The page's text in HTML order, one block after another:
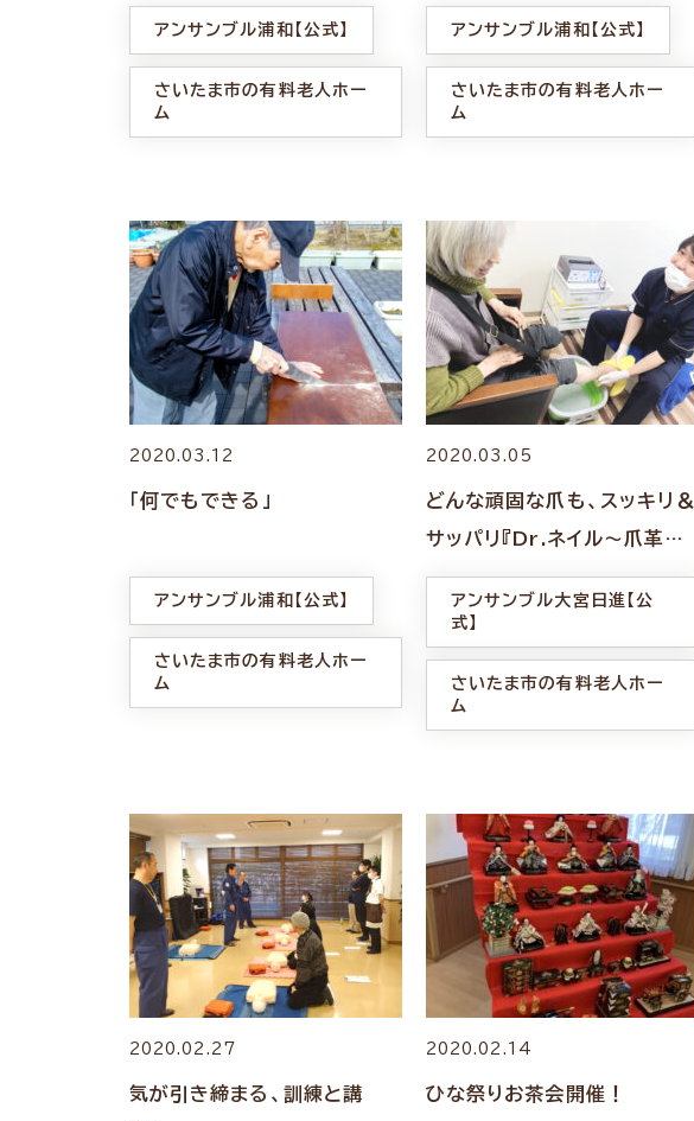
アンサンブル浦和【公式】
さいたま市の有料老人ホー
ム
アンサンブル浦和【公式】
さいたま市の有料老人ホー
ム
2020.03.12
「何でもできる」
アンサンブル浦和【公式】
さいたま市の有料老人ホー
ム
2020.03.05
どんな頑固な爪も、スッキリ＆
サッパリ『Dr.ネイル〜爪革
命〜』
アンサンブル大宮日進【公
式】
さいたま市の有料老人ホー
ム
2020.02.27
気が引き締まる、訓練と講
2020.02.14
ひな祭りお茶会開催！